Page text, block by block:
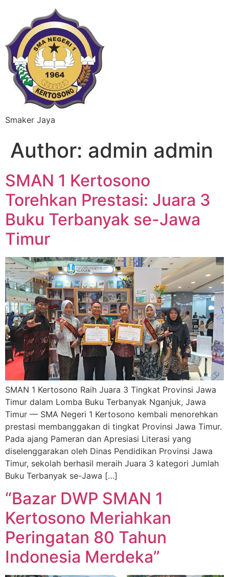
Smaker Jaya
Author: admin admin
SMAN 1 Kertosono
Torehkan Prestasi: Juara 3
Buku Terbanyak se-Jawa
Timur
SMAN 1 Kertosono Raih Juara 3 Tingkat Provinsi Jawa
Timur dalam Lomba Buku Terbanyak Nganjuk, Jawa
Timur — SMA Negeri 1 Kertosono kembali menorehkan
prestasi membanggakan di tingkat Provinsi Jawa Timur.
Pada ajang Pameran dan Apresiasi Literasi yang
diselenggarakan oleh Dinas Pendidikan Provinsi Jawa
Timur, sekolah berhasil meraih Juara 3 kategori Jumlah
Buku Terbanyak se-Jawa […]
“Bazar DWP SMAN 1
Kertosono Meriahkan
Peringatan 80 Tahun
Indonesia Merdeka”